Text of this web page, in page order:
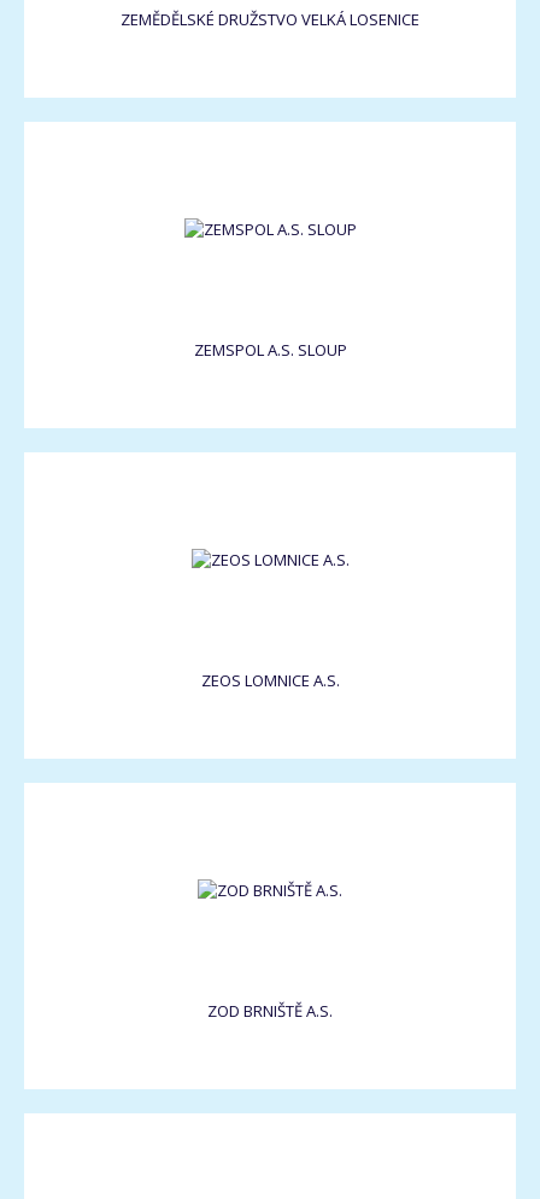
ZEMĚDĚLSKÉ DRUŽSTVO VELKÁ LOSENICE
ZEMSPOL A.S. SLOUP
ZEOS LOMNICE A.S.
ZOD BRNIŠTĚ A.S.